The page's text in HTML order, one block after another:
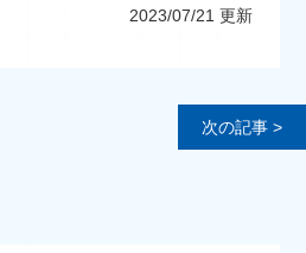
2023/07/21 更新
次の記事 >